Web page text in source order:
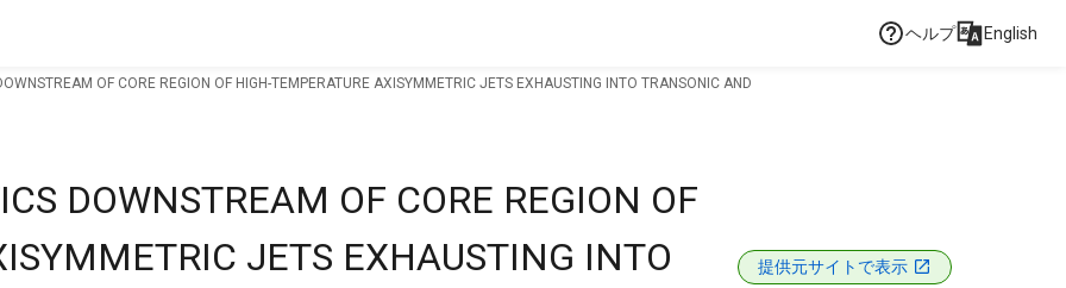
ヘルプ English
OF CORE REGION OF HIGH-TEMPERATURE AXISYMMETRIC JETS EXHAUSTING INTO TRANSONIC AND
DOWNSTREAM OF CORE REGION OF
JETS EXHAUSTING INTO
提供元サイトで表示